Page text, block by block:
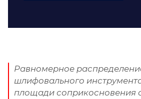
Равномерное
шлифовального
площади соприкосновения